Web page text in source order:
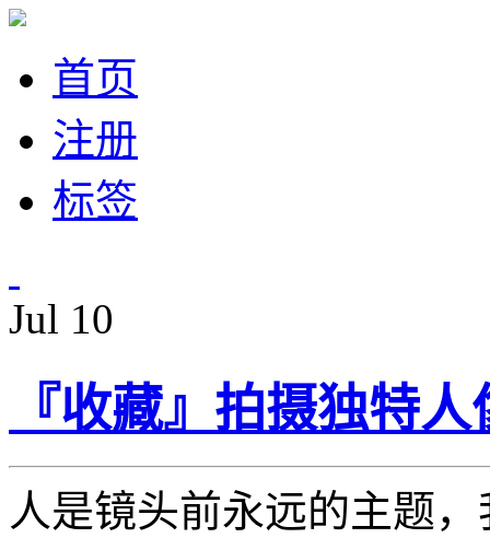
首页
注册
标签
Jul 10
『收藏』拍摄独特
人是镜头前永远的主题